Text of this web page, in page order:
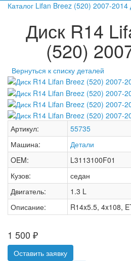
Каталог Lifan Breez (520) 2007-2014
Диск R14
(520)
Вернуться к списку деталей
Артикул:
55735
Машина:
Детали
OEM:
L3113100F01
Кузов:
седан
Двигатель:
1.3 L
Описание:
R14x5.5, 4x108,
1 500 ₽
Оставить заявку